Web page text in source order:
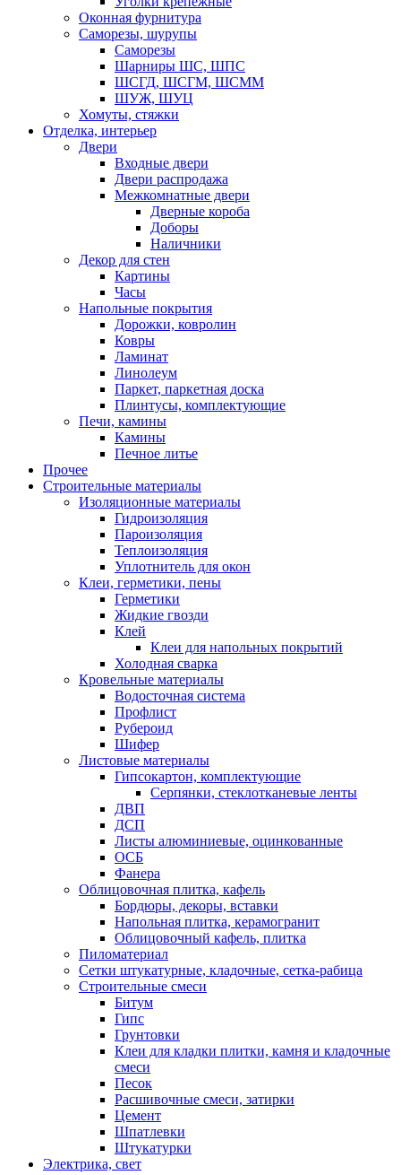
Оконная фурнитура
Саморезы, шурупы
Саморезы
Шарниры ШС, ШПС
ШСГД, ШСГМ, ШСММ
ШУЖ, ШУЦ
Хомуты, стяжки
Отделка, интерьер
Двери
Входные двери
Двери распродажа
Межкомнатные двери
Дверные короба
Доборы
Наличники
Декор для стен
Картины
Часы
Напольные покрытия
Дорожки, ковролин
Ковры
Ламинат
Линолеум
Паркет, паркетная доска
Плинтусы, комплектующие
Печи, камины
Камины
Печное литье
Прочее
Строительные материалы
Изоляционные материалы
Гидроизоляция
Пароизоляция
Теплоизоляция
Уплотнитель для окон
Клеи, герметики, пены
Герметики
Жидкие гвозди
Клей
Клеи для напольных покрытий
Холодная сварка
Кровельные материалы
Водосточная система
Профлист
Рубероид
Шифер
Листовые материалы
Гипсокартон, комплектующие
Серпянки, стеклотканевые ленты
ДВП
ДСП
Листы алюминиевые, оцинкованные
ОСБ
Фанера
Облицовочная плитка, кафель
Бордюры, декоры, вставки
Напольная плитка, керамогранит
Облицовочный кафель, плитка
Пиломатериал
Сетки штукатурные, кладочные, сетка-рабица
Строительные смеси
Битум
Гипс
Грунтовки
Клеи для кладки плитки, камня и кладочные
смеси
Песок
Расшивочные смеси, затирки
Цемент
Шпатлевки
Штукатурки
Электрика, свет